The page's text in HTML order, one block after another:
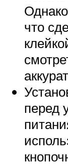
что
перед